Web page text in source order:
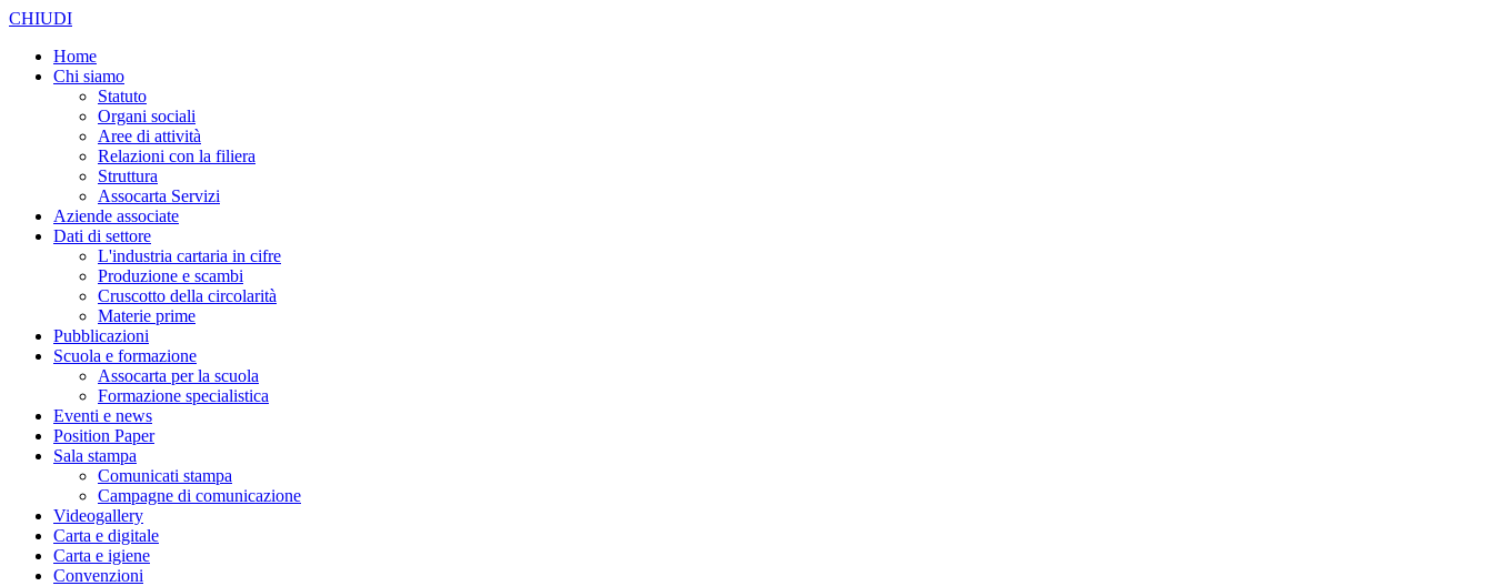
CHIUDI
Home
Chi siamo
Statuto
Organi sociali
Aree di attività
Relazioni con la filiera
Struttura
Assocarta Servizi
Aziende associate
Dati di settore
L'industria cartaria in cifre
Produzione e scambi
Cruscotto della circolarità
Materie prime
Pubblicazioni
Scuola e formazione
Assocarta per la scuola
Formazione specialistica
Eventi e news
Position Paper
Sala stampa
Comunicati stampa
Campagne di comunicazione
Videogallery
Carta e digitale
Carta e igiene
Convenzioni